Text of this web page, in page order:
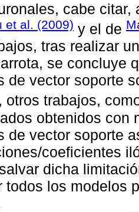
cabe
et al. (2009) y el de
tras realizar
se concluye
de vector soporte
otros trabajos,
obtenidos con
de vector soporte
coeficientes
dicha
todos los modelos